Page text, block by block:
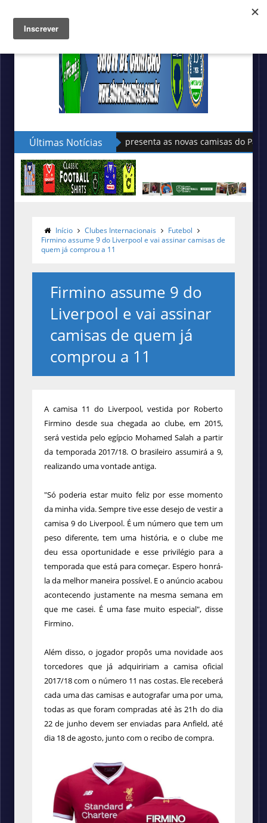
Últimas Notícias
Sudu apresenta as novas camisas do País de Gales
Início Clubes Internacionais
Futebol
Firmino assume 9 do Liverpool e vai assinar camisas de
quem já comprou a 11
Firmino assume 9 do
Liverpool e vai assinar
camisas de quem já
comprou a 11
A camisa 11 do Liverpool, vestida por Roberto
Firmino desde sua chegada ao clube, em 2015,
será vestida pelo egípcio Mohamed Salah a partir
da temporada 2017/18. O brasileiro assumirá a 9,
realizando uma vontade antiga.
"Só poderia estar muito feliz por esse momento
da minha vida. Sempre tive esse desejo de vestir a
camisa 9 do Liverpool. É um número que tem um
peso diferente, tem uma história, e o clube me
deu essa oportunidade e esse privilégio para a
temporada que está para começar. Espero honrá-
la da melhor maneira possível. E o anúncio acabou
acontecendo justamente na mesma semana em
que me casei. É uma fase muito especial", disse
Firmino.
Além disso, o jogador propôs uma novidade aos
torcedores que já adquiririam a camisa oficial
2017/18 com o número 11 nas costas. Ele receberá
cada uma das camisas e autografar uma por uma,
todas as que foram compradas até às 21h do dia
22 de junho devem ser enviadas para Anfield, até
dia 18 de agosto, junto com o recibo de compra.